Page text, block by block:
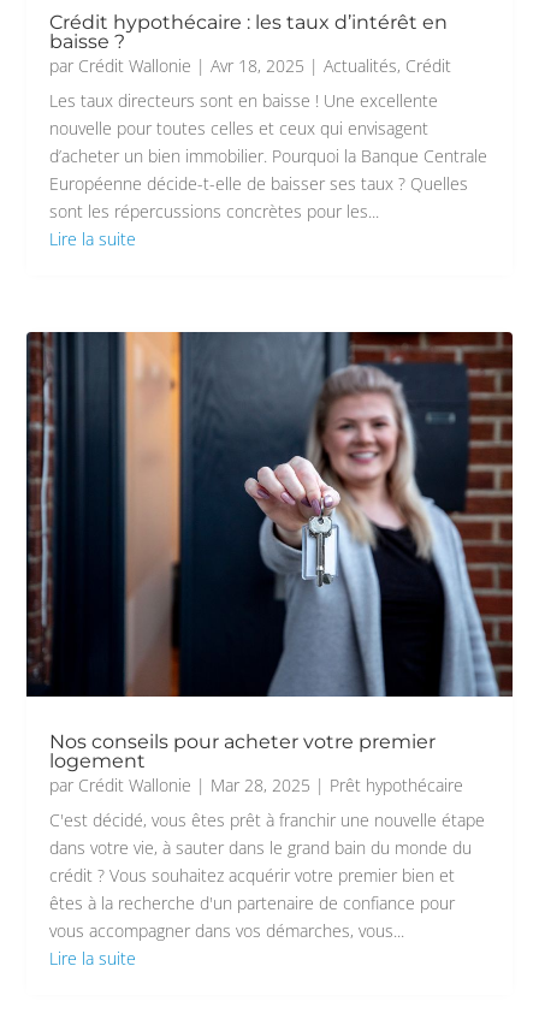
Crédit hypothécaire : les taux d’intérêt en
baisse ?
par Crédit Wallonie |Avr 18, 2025 |Actualités, Crédit
Les taux directeurs sont en baisse ! Une excellente
nouvelle pour toutes celles et ceux qui envisagent
d’acheter un bien immobilier. Pourquoi la Banque Centrale
Européenne décide-t-elle de baisser ses taux ? Quelles
sont les répercussions concrètes pour les...
Lire la suite
Nos conseils pour acheter votre premier
logement
par Crédit Wallonie | Mar 28, 2025 | Prêt hypothécaire
C'est décidé, vous êtes prêt à franchir une nouvelle étape
dans votre vie, à sauter dans le grand bain du monde du
crédit ? Vous souhaitez acquérir votre premier bien et
êtes à la recherche d'un partenaire de confiance pour
vous accompagner dans vos démarches, vous...
Lire la suite